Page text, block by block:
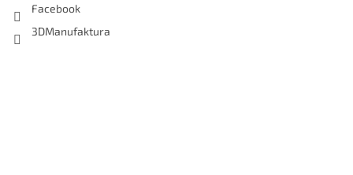
Facebook
3DManufaktura